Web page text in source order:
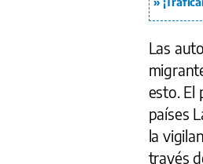
Las
esto. El
países
la
través